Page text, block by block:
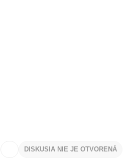
DISKUSIA NIE JE OTVORENÁ